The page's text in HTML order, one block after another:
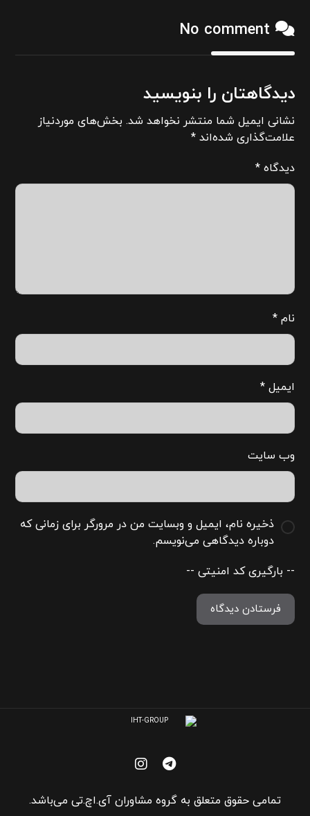
No comment
دیدگاهتان را بنویسید
نشانی ایمیل شما منتشر نخواهد شد. بخش‌های موردنیاز
علامت‌گذاری شده‌اند*
دیدگاه*
نام*
ایمیل*
وب‌ سایت
ذخیره نام، ایمیل و وبسایت من در مرورگر برای زمانی که
دوباره دیدگاهی می‌نویسم.
-- بارگیری کد امنیتی --
فرستادن دیدگاه
تمامی حقوق متعلق به گروه مشاوران آی.اچ.تی می‌باشد.